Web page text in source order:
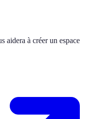
à créer un espace